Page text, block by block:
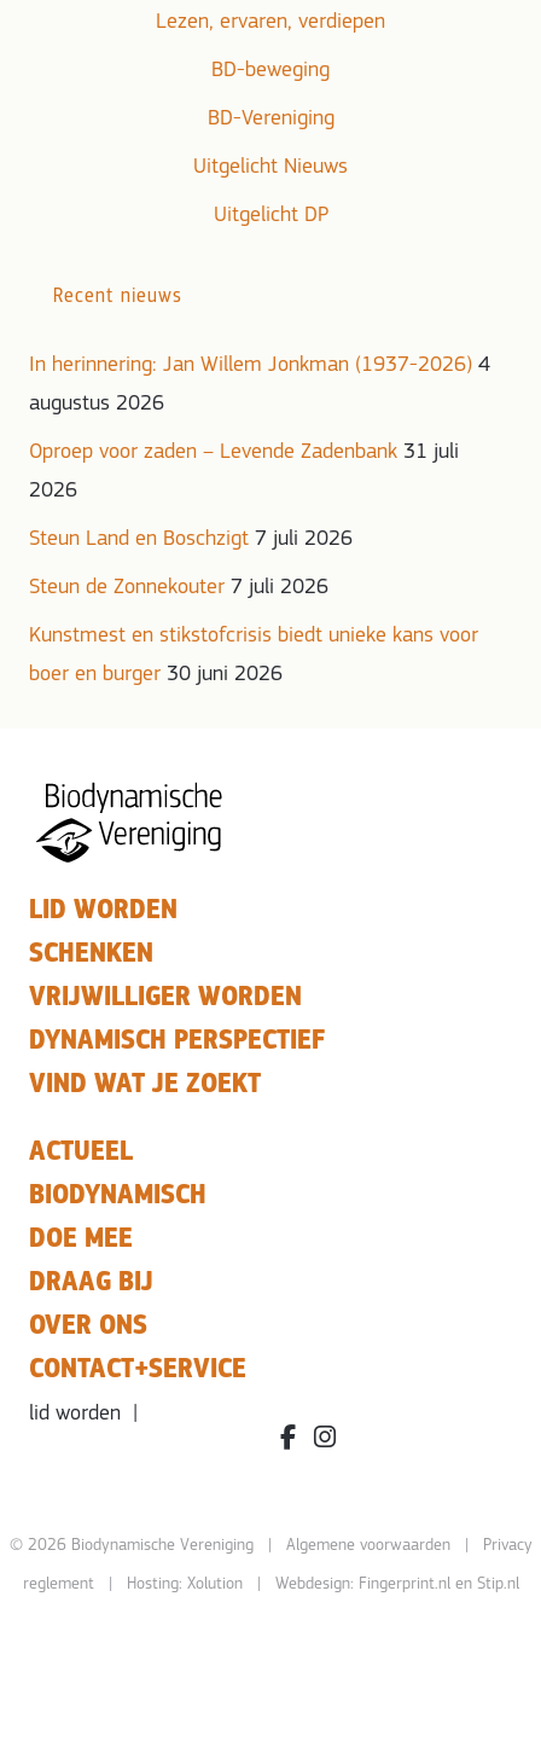
Lezen, ervaren, verdiepen
BD-beweging
BD-Vereniging
Uitgelicht Nieuws
Uitgelicht DP
Recent nieuws
In herinnering: Jan Willem Jonkman (1937-2026) 4
augustus 2026
Oproep voor zaden – Levende Zadenbank 31 juli
2026
Steun Land en Boschzigt 7 juli 2026
Steun de Zonnekouter 7 juli 2026
Kunstmest en stikstofcrisis biedt unieke kans voor
boer en burger 30 juni 2026
LID WORDEN
SCHENKEN
VRIJWILLIGER WORDEN
DYNAMISCH PERSPECTIEF
VIND WAT JE ZOEKT
ACTUEEL
BIODYNAMISCH
DOE MEE
DRAAG BIJ
OVER ONS
CONTACT+SERVICE
lid worden
facebook.com/bdvereniging/
instagram.com/
© 2026 Biodynamische Vereniging | Algemene voorwaarden| Privacy
reglement| Hosting: Xolution| Webdesign: Fingerprint.nlen Stip.nl